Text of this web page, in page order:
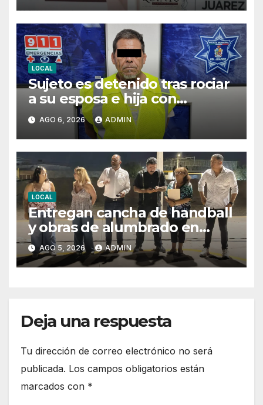
LOCAL
Sujeto es detenido tras rociar
a su esposa e hija con
combustible para intentar
privarlas de la vida
AGO 6, 2026 ADMIN
LOCAL
Entregan cancha de handball
y obras de alumbrado en
Torres del Sur y Praderas de
Oriente
AGO 5, 2026 ADMIN
Deja una respuesta
Tu dirección de correo electrónico no será
publicada. Los campos obligatorios están
marcados con *